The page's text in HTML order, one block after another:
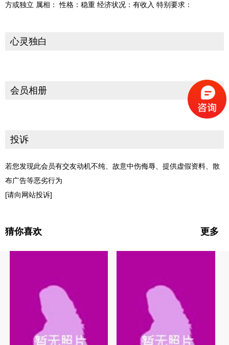
方或独立 属相： 性格：稳重 经济状况：有收入 特别要求：
心灵独白
会员相册
投诉
若您发现此会员有交友动机不纯、故意中伤侮辱、提供虚假资料、散
布广告等恶劣行为
[请向网站投诉]
猜你喜欢 更多